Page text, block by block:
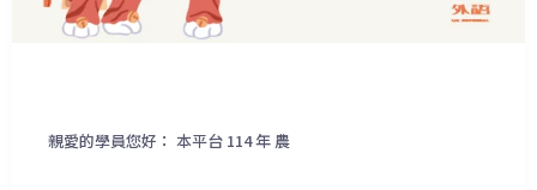
親愛的學員您好： 本平台 114 年 農